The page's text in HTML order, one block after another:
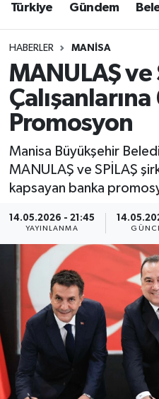
Türkiye Gündem
HABERLER MANISA
MANULAŞ ve
Promosyon
Manisa Büyükşehir
MANULAŞ ve SPİLAŞ
kapsayan banka
14.05.2026 - 21:45
YAYINLANMA
Süper Lig Puan
Tüm Manşetler
Son Dakika Haberleri
Haber Arşivi